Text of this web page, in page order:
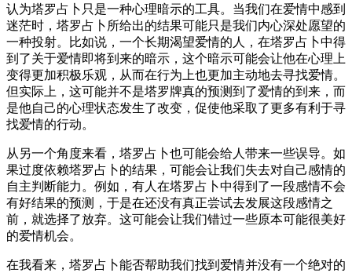
认为塔罗占卜只是一种心理暗示的工具。当我们在爱情中感到
迷茫时，塔罗占卜所给出的结果可能只是我们内心深处愿望的
一种投射。比如说，一个长期渴望爱情的人，在塔罗占卜中得
到了关于爱情即将到来的暗示，这个暗示可能会让他在心理上
变得更加积极乐观，从而在行为上也更加主动地去寻找爱情。
但实际上，这可能并不是塔罗牌真的预测到了爱情的到来，而
是他自己的心理状态发生了改变，促使他采取了更多有利于寻
找爱情的行动。
从另一个角度来看，塔罗占卜也可能会给人带来一些误导。如
果过度依赖塔罗占卜的结果，可能会让我们失去对自己感情的
自主判断能力。例如，有人在塔罗占卜中得到了一段感情不会
有好结果的预测，于是在还没有真正尝试去发展这段感情之
前，就选择了放弃。这可能会让我们错过一些原本可能很美好
的爱情机会。
在我看来，塔罗占卜能否帮助我们找到爱情并没有一个绝对的